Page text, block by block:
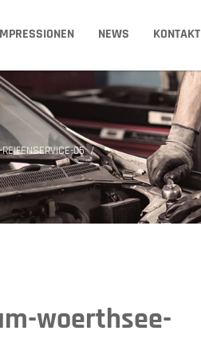
NEWS KONTAKT
05
woerthsee-